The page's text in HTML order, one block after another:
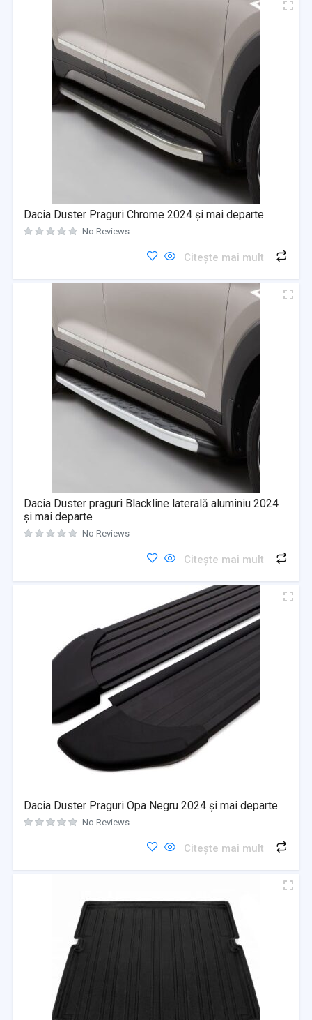
Dacia Duster Praguri Chrome 2024 și mai departe
No Reviews
Citește mai mult
Dacia Duster praguri Blackline laterală aluminiu 2024
și mai departe
No Reviews
Citește mai mult
Dacia Duster Praguri Opa Negru 2024 și mai departe
No Reviews
Citește mai mult